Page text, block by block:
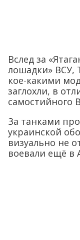
Вслед за
лошадки» ВСУ,
кое-какими
заглохли, в
самостийного
За танками
украинской
визуально не
воевали ещё в